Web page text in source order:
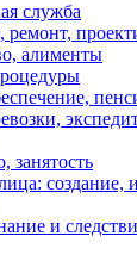
служба
ремонт,
алименты
занятость
создание,
и